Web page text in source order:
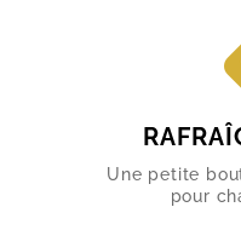
Une petite
pour